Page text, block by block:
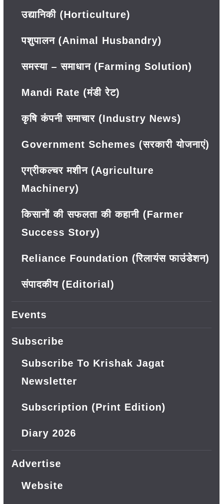
उद्यानिकी (Horticulture)
पशुपालन (Animal Husbandry)
समस्या – समाधान (Farming Solution)
Mandi Rate (मंडी रेट)
कृषि कंपनी समाचार (Industry News)
Government Schemes (सरकारी योजनाएं)
एग्रीकल्चर मशीन (Agriculture
Machinery)
किसानों की सफलता की कहानी (Farmer
Success Story)
Reliance Foundation (रिलायंस फाउंडेशन)
संपादकीय (Editorial)
Events
Subscribe
Subscribe To Krishak Jagat
Newsletter
Subscription (Print Edition)
Diary 2026
Advertise
Website